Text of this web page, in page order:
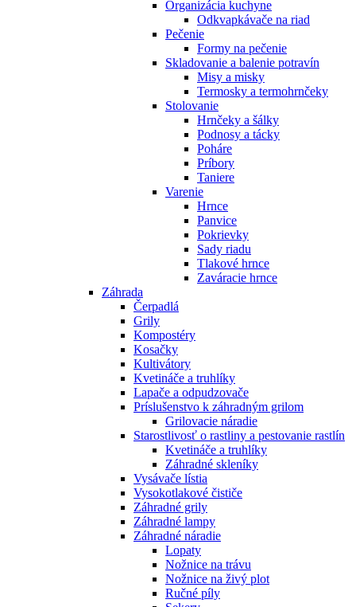
Organizácia kuchyne
Odkvapkávače na riad
Pečenie
Formy na pečenie
Skladovanie a balenie potravín
Misy a misky
Termosky a termohrnčeky
Stolovanie
Hrnčeky a šálky
Podnosy a tácky
Poháre
Príbory
Taniere
Varenie
Hrnce
Panvice
Pokrievky
Sady riadu
Tlakové hrnce
Zaváracie hrnce
Záhrada
Čerpadlá
Grily
Kompostéry
Kosačky
Kultivátory
Kvetináče a truhlíky
Lapače a odpudzovače
Príslušenstvo k záhradným grilom
Grilovacie náradie
Starostlivosť o rastliny a pestovanie rastlín
Kvetináče a truhlíky
Záhradné skleníky
Vysávače lístia
Vysokotlakové čističe
Záhradné grily
Záhradné lampy
Záhradné náradie
Lopaty
Nožnice na trávu
Nožnice na živý plot
Ručné píly